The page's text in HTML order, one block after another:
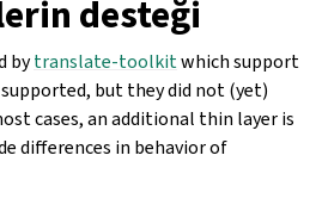
desteği
bytranslate-toolkitwhich support
but they did not (yet)
cases, an additional thin layer is
differences in behavior of